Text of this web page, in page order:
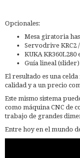
Opcionales:
Mesa giratoria
Servodrive KRC2
KUKA
Guía lineal (slider)
El resultado es una
calidad y a un precio
Este mismo sistema
como máquina CNC de
trabajo de grandes
Entre hoy en el mundo